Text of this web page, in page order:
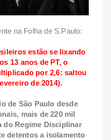
na Folha de S.Paulo:
estão se lixando
13 anos de PT, o
por 2,6: saltou
de 2014).
de São Paulo desde
mais de 220 mil
do Regime Disciplinar
detentos a isolamento